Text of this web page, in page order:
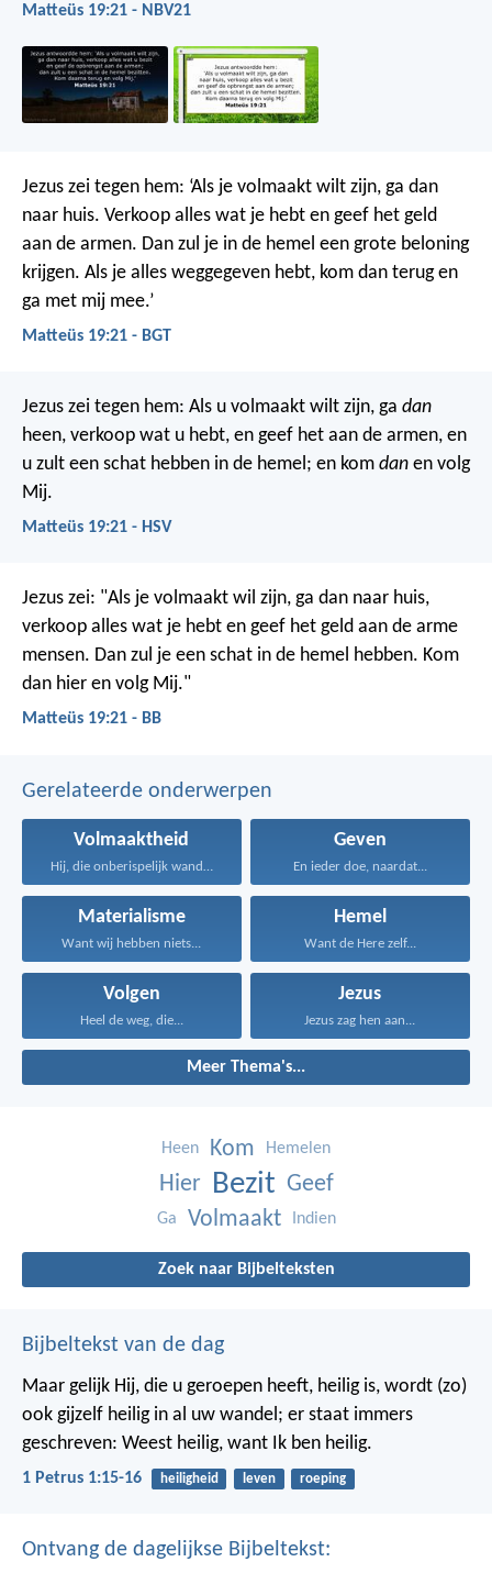
Matteüs 19:21 - NBV21
Jezus zei tegen hem: ‘Als je volmaakt wilt zijn, ga dan
naar huis. Verkoop alles wat je hebt en geef het geld
aan de armen. Dan zul je in de hemel een grote beloning
krijgen. Als je alles weggegeven hebt, kom dan terug en
ga met mij mee.’
Matteüs 19:21 - BGT
Jezus zei tegen hem: Als u volmaakt wilt zijn, ga dan
heen, verkoop wat u hebt, en geef het aan de armen, en
u zult een schat hebben in de hemel; en kom dan en volg
Mij.
Matteüs 19:21 - HSV
Jezus zei: "Als je volmaakt wil zijn, ga dan naar huis,
verkoop alles wat je hebt en geef het geld aan de arme
mensen. Dan zul je een schat in de hemel hebben. Kom
dan hier en volg Mij."
Matteüs 19:21 - BB
Gerelateerde onderwerpen
Volmaaktheid
Hij, die onberispelijk wandelt...
Geven
En ieder doe, naardat...
Materialisme
Want wij hebben niets...
Hemel
Want de Here zelf...
Volgen
Heel de weg, die...
Jezus
Jezus zag hen aan...
Meer Thema's...
Heen Kom Hemelen
Hier Bezit Geef
Ga Volmaakt Indien
Zoek naar Bijbelteksten
Bijbeltekst van de dag
Maar gelijk Hij, die u geroepen heeft, heilig is, wordt (zo)
ook gijzelf heilig in al uw wandel; er staat immers
geschreven: Weest heilig, want Ik ben heilig.
1 Petrus 1:15-16 heiligheid leven roeping
Ontvang de dagelijkse Bijbeltekst: